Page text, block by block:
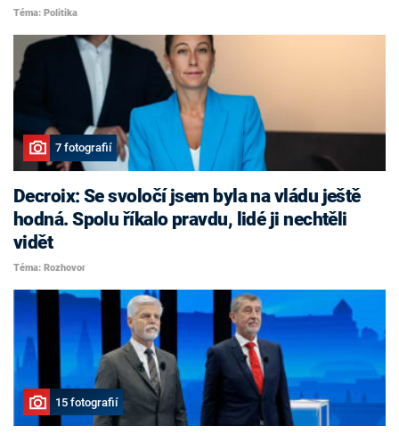
Téma: Politika
7 fotografií
Decroix: Se svoločí jsem byla na vládu ještě
hodná. Spolu říkalo pravdu, lidé ji nechtěli
vidět
Téma: Rozhovor
15 fotografií